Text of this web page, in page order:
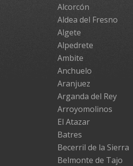
Alcorcón
Aldea del Fresno
Algete
Alpedrete
Ambite
Anchuelo
Aranjuez
Arganda del Rey
Arroyomolinos
El Atazar
Batres
Becerril de la Sierra
Belmonte de Tajo